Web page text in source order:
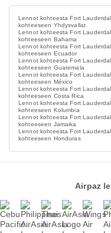
Lennot kohteesta Fort
kohteeseen Yhdysvallat
Lennot kohteesta Fort
kohteeseen Bahama
Lennot kohteesta Fort
kohteeseen Ecuador
Lennot kohteesta Fort
kohteeseen Guatemala
Lennot kohteesta Fort
kohteeseen México
Lennot kohteesta Fort
kohteeseen Costa Rica
Lennot kohteesta Fort
kohteeseen Kolumbia
Lennot kohteesta Fort
kohteeseen Jamaika
Lennot kohteesta Fort
kohteeseen Honduras
Airpaz